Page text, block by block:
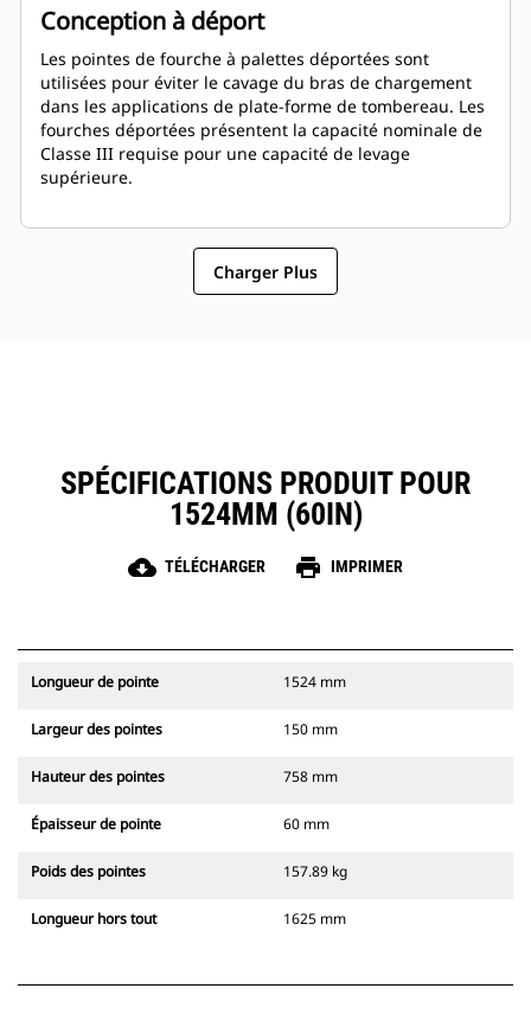
Conception à déport
Les pointes de fourche à palettes déportées sont
utilisées pour éviter le cavage du bras de chargement
dans les applications de plate-forme de tombereau. Les
fourches déportées présentent la capacité nominale de
Classe III requise pour une capacité de levage
supérieure.
Charger Plus
SPÉCIFICATIONS PRODUIT POUR
1524MM (60IN)
cloud_download TÉLÉCHARGER print IMPRIMER
Longueur de pointe 1524 mm
Largeur des pointes 150 mm
Hauteur des pointes 758 mm
Épaisseur de pointe 60 mm
Poids des pointes 157.89 kg
Longueur hors tout 1625 mm